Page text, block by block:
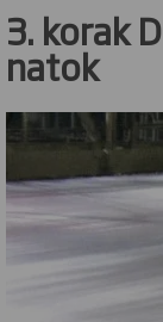
3. korak
natok